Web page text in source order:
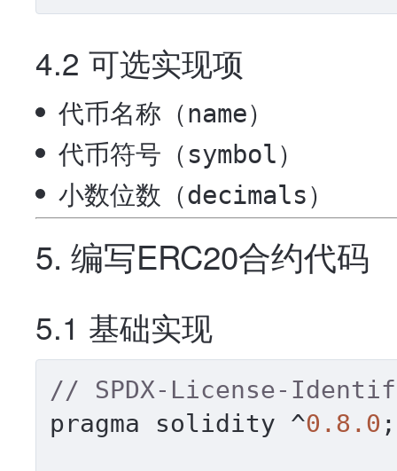
4.2 可选实现项
代币名称（name）
代币符号（ symbol）
小数位数（decimals）
5. 编写ERC20合约代码
5.1 基础实现
// SPDX-License-
pragma solidity ^0.8 .0 ;